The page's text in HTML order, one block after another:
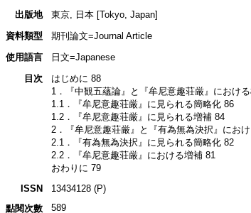
出版地
東京, 日本 [Tokyo, Japan]
資料類型
期刊論文=Journal Article
使用語言
日文=Japanese
目次
はじめに 88
1．『中観五蘊論』と『牟尼意趣荘厳』におけ
1.1．『牟尼意趣荘厳』に見られる簡略化 86
1.2．『牟尼意趣荘厳』に見られる増補 84
2．『牟尼意趣荘厳』と『有為無為決択』にお
2.1．『有為無為決択』に見られる簡略化 82
2.2．『牟尼意趣荘厳』における増補 81
おわりに 79
ISSN
13434128 (P)
點閱次數
589